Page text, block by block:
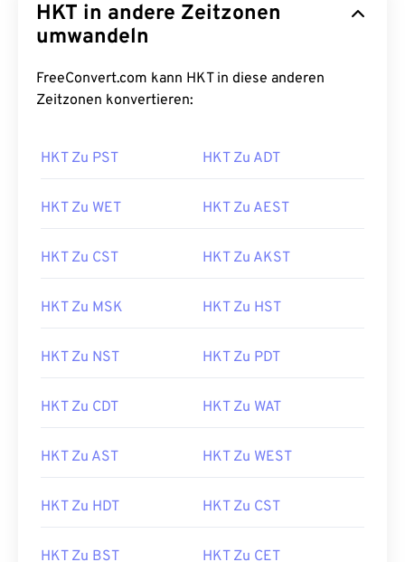
HKT in andere Zeitzonen
umwandeln
FreeConvert.com kann HKT in diese anderen
Zeitzonen konvertieren:
HKT Zu PST HKT Zu ADT
HKT Zu WET HKT Zu AEST
HKT Zu CST HKT Zu AKST
HKT Zu MSK HKT Zu HST
HKT Zu NST HKT Zu PDT
HKT Zu CDT HKT Zu WAT
HKT Zu AST HKT Zu WEST
HKT Zu HDT HKT Zu CST
HKT Zu BST HKT Zu CET